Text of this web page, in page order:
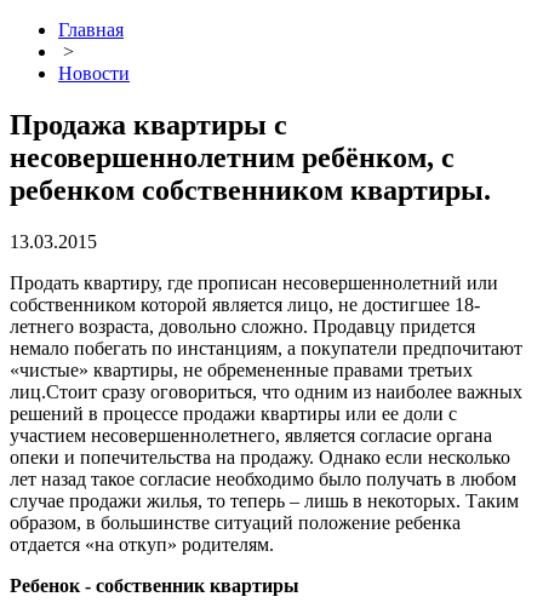
Главная
>
Новости
Продажа квартиры с
несовершеннолетним ребёнком, с
ребенком собственником квартиры.
13.03.2015
Продать квартиру, где прописан несовершеннолетний или
собственником которой является лицо, не достигшее 18-
летнего возраста, довольно сложно. Продавцу придется
немало побегать по инстанциям, а покупатели предпочитают
«чистые» квартиры, не обремененные правами третьих
лиц.Стоит сразу оговориться, что одним из наиболее важных
решений в процессе продажи квартиры или ее доли с
участием несовершеннолетнего, является согласие органа
опеки и попечительства на продажу. Однако если несколько
лет назад такое согласие необходимо было получать в любом
случае продажи жилья, то теперь – лишь в некоторых. Таким
образом, в большинстве ситуаций положение ребенка
отдается «на откуп» родителям.
Ребенок - собственник квартиры